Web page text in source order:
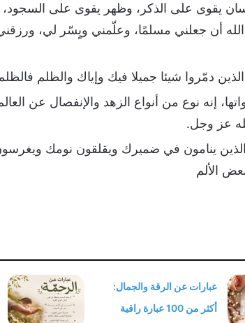
يقوى على الذكر، وظهر يقوى على
أن جعلني مسلمًا، وعلّمني ويٍسّر لي،
دمّروا شيئا جميلا فيك وإياك والظلم
إنه نوع من أنواع الزهد والإنفصال عن
عز وجل.
الذين ينامون في ضميرك ويقلقون نومك
الألم
عبارات عن الرقة والجمال:
أكثر من 100 عبارة راقية